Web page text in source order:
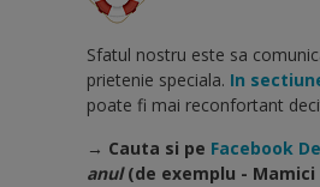
Sfatul nostru este sa
prietenie speciala. In
poate fi mai reconfortant
→ Cauta si pe Facebook
anul (de exemplu - Mamici